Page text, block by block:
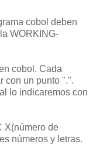
cobol deben
WORKING-
cobol. Cada
con un punto ".".
lo indicaremos con
X(número de
números y letras.